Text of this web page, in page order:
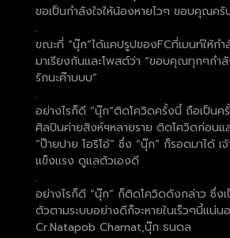
ขอเป็นกำลังใจให้น้องหายไวๆ ขอบคุณครั
.
ขณะที่ “นุ๊ก”ได้แคปรูปของFCที่เมนท์ให้กำ
มาเรียงกันและโพสต์ว่า “ขอบคุณทุกๆกำ
รักนะค๊าบบบ”
.
อย่างไรก็ดี “นุ๊ก”ติดโควิดครั้งนี้ ถือเป็นค
ศิลปินค่ายสิงห์ฯหลายราย ติดโควิดก่อนแ
“ป๊ายปาย โอริโอ้” ซึ่ง “นุ๊ก” ก็รอดมาได้ เ
แข็งแรง ดูแลตัวเองดี
.
อย่างไรก็ดี “นุ๊ก” ก็ติดโควิดดังกล่าว ซึ่งเ
ตัวตามระบบอย่างดีก็จะหายในเร็วๆนี้แน่น
Cr.Natapob Charnat,นุ๊ก ธนดล